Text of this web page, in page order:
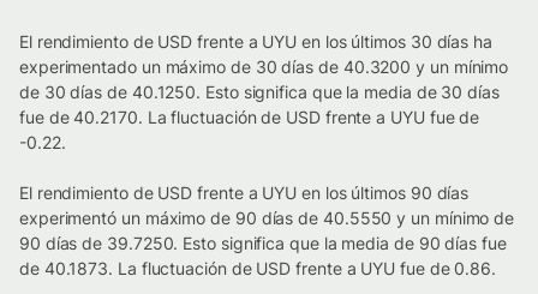
El rendimiento de USD frente a UYU en los últimos 30 días ha
experimentado un máximo de 30 días de 40.3200 y un mínimo
de 30 días de 40.1250. Esto significa que la media de 30 días
fue de 40.2170. La fluctuación de USD frente a UYU fue de
-0.22.
El rendimiento de USD frente a UYU en los últimos 90 días
experimentó un máximo de 90 días de 40.5550 y un mínimo de
90 días de 39.7250. Esto significa que la media de 90 días fue
de 40.1873. La fluctuación de USD frente a UYU fue de 0.86.